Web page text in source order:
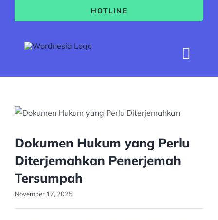
HOTLINE
Home
Artikel
Kontak
Dokumen Hukum yang Perlu
Diterjemahkan Penerjemah
Tersumpah
November 17, 2025